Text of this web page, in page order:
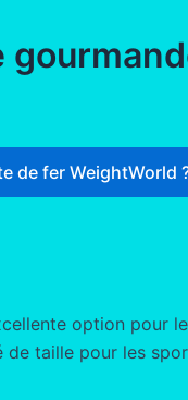
de fer WeightWorld
option pour
taille pour les